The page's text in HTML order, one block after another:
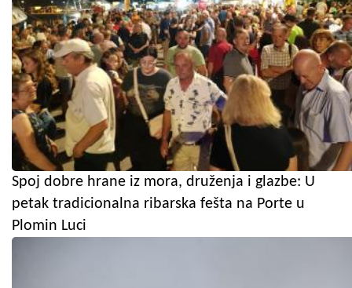
Spoj dobre hrane iz mora, druženja i glazbe: U
petak tradicionalna ribarska fešta na Porte u
Plomin Luci